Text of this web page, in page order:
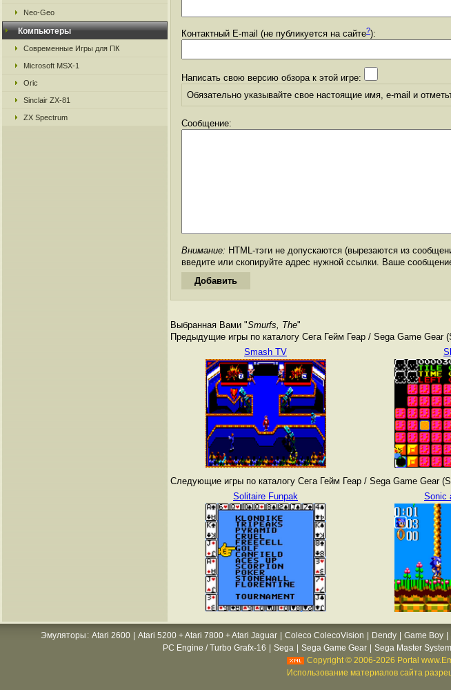
Neo-Geo
Компьютеры
Современные Игры для ПК
Microsoft MSX-1
Oric
Sinclair ZX-81
ZX Spectrum
Контактный E-mail (не публикуется на сайте?):
Написать свою версию обзора к этой игре:
Обязательно указывайте свое настоящие имя, e-mail и
Сообщение:
Внимание: HTML-тэги не допускаются (вырезаются из
введите или скопируйте адрес нужной ссылки. Ваше
Выбранная Вами "Smurfs, The"
Предыдущие игры по каталогу Сега Гейм Геар / Sega Game Gear
Smash TV
Следующие игры по каталогу Сега Гейм Геар / Sega Game Gear
Solitaire Funpak
Sonic
Эмуляторы : Atari 2600 Atari 5200 + Atari 7800 + Atari Jaguar Coleco ColecoVision Dendy Game Boy
PC Engine / Turbo Grafx-16
Sega Sega Game Gear Sega Master System
Copyright © 2006-2026 Portal
Использование материалов сайта